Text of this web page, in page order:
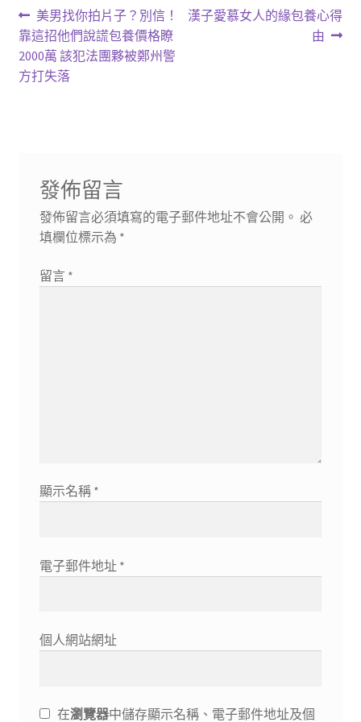
文
章
導
上
一
篇
文
美男找你拍片子？別信！
靠這招他們說謊包養價格瞭
2000萬 該犯法團夥被鄭州警
方打失落
下
漢子愛慕女人的緣包養心得
由
發佈留言
發佈留言必須填寫的電子郵件地址不會公開。 必
填欄位標示為 *
留言 *
顯示名稱 *
電子郵件地址 *
個人網站網址
在瀏覽器中儲存顯示名稱、電子郵件地址及個